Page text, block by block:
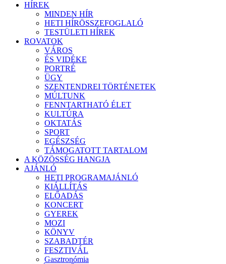
HÍREK
MINDEN HÍR
HETI HÍRÖSSZEFOGLALÓ
TESTÜLETI HÍREK
ROVATOK
VÁROS
ÉS VIDÉKE
PORTRÉ
ÜGY
SZENTENDREI TÖRTÉNETEK
MÚLTUNK
FENNTARTHATÓ ÉLET
KULTÚRA
OKTATÁS
SPORT
EGÉSZSÉG
TÁMOGATOTT TARTALOM
A KÖZÖSSÉG HANGJA
AJÁNLÓ
HETI PROGRAMAJÁNLÓ
KIÁLLÍTÁS
ELŐADÁS
KONCERT
GYEREK
MOZI
KÖNYV
SZABADTÉR
FESZTIVÁL
Gasztronómia